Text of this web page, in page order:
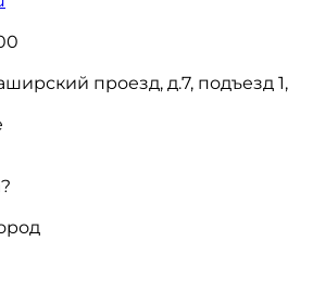
проезд, д.7, подъезд 1,